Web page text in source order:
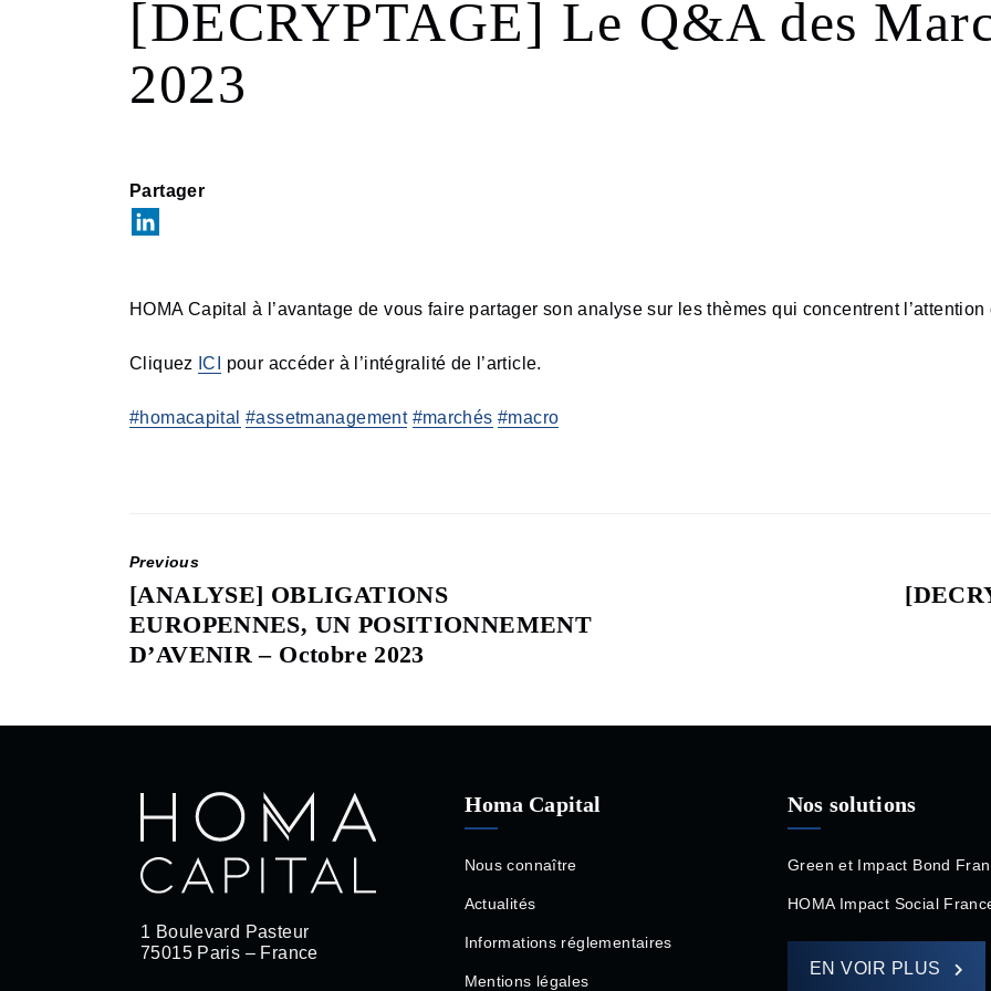
[DECRYPTAGE] Le Q&A des
2023
Partager
HOMA Capital à l’avantage de vous faire partager son analyse sur les thèmes qui concentrent l’attention
Cliquez ICI pour accéder à l’intégralité de l’article.
#homacapital #assetmanagement #marchés #macro
Previous
Previous
post:
[ANALYSE] OBLIGATIONS
EUROPENNES, UN POSITIONNEMENT
D’AVENIR – Octobre 2023
Next
1 Boulevard Pasteur
75015 Paris – France
Homa Capital
Nous connaître
Actualités
Informations réglementaires
Mentions légales
Nos solutions
Green et Impact Bond
HOMA Impact Social
EN VOIR PLUS